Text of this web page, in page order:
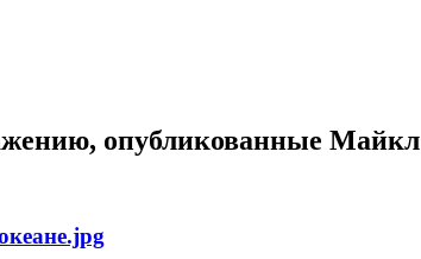
опубликованные Майкл